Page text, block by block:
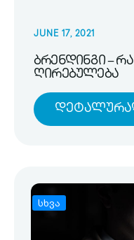
JUNE 17, 2021
ბრენდინგი –
ღირებულება
სხვა